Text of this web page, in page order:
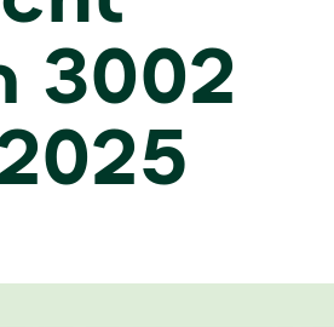
3002